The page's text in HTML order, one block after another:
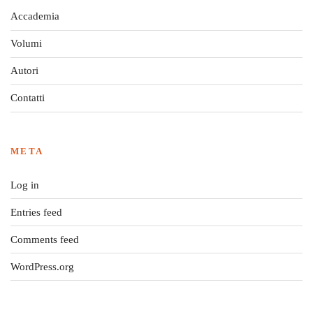
Accademia
Volumi
Autori
Contatti
META
Log in
Entries feed
Comments feed
WordPress.org